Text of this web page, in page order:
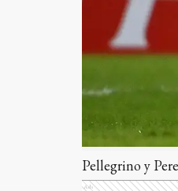
Pellegrino y
Ads